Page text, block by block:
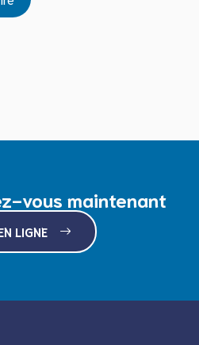
vous maintenant
LIGNE